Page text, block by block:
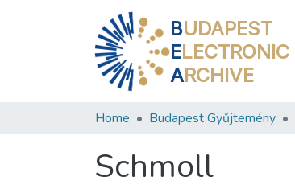
BUDAPEST
ELECTRONIC
ARCHIVE
Home Budapest Gyűjtemény
Schmoll